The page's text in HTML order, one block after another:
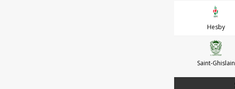
Hesby
Saint-Ghislain